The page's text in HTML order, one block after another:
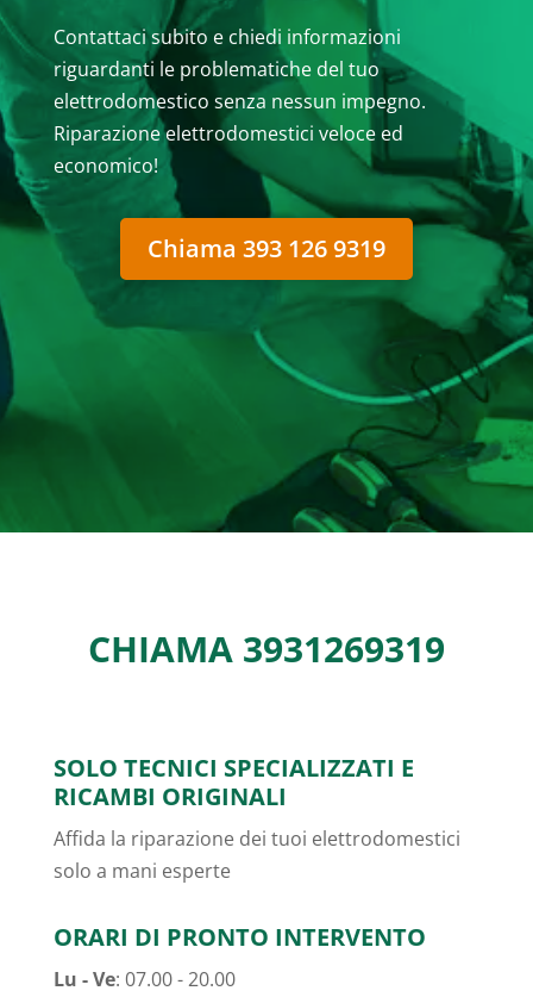
Contattaci subito e chiedi informazioni
riguardanti le problematiche del tuo
elettrodomestico senza nessun impegno.
Riparazione elettrodomestici veloce ed
economico!
Chiama 393 126 9319
CHIAMA 3931269319
SOLO TECNICI SPECIALIZZATI E
RICAMBI ORIGINALI
Affida la riparazione dei tuoi elettrodomestici
solo a mani esperte
ORARI DI PRONTO INTERVENTO
Lu - Ve: 07.00 - 20.00